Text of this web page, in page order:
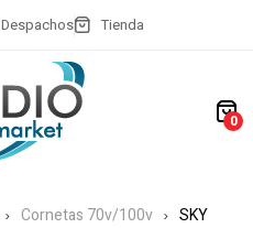
Despachos Tienda
0
Cornetas 70v/100v
SKY